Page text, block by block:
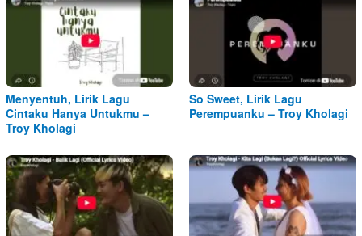
Menyentuh, Lirik Lagu
Cintaku Hanya Untukmu –
Troy Kholagi
So Sweet, Lirik Lagu
Perempuanku – Troy Kholagi